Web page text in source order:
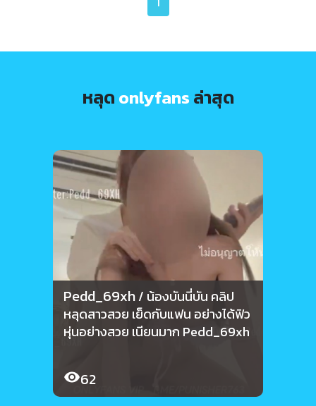
หลุดonlyfansล่าสุด
Pedd_69xh/ น้องบันนี่บัน คลิป
หลุดสาวสวย เย็ดกับแฟน อย่างได้ฟิว
หุ่นอย่างสวย เนียนมาก Pedd_69xh
62